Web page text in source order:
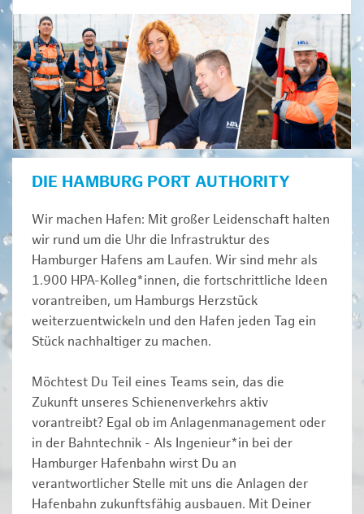
DIE HAMBURG PORT AUTHORITY
Wir machen Hafen: Mit großer Leidenschaft halten
wir rund um die Uhr die Infrastruktur des
Hamburger Hafens am Laufen. Wir sind mehr als
1.900 HPA-Kolleg*innen, die fortschrittliche Ideen
vorantreiben, um Hamburgs Herzstück
weiterzuentwickeln und den Hafen jeden Tag ein
Stück nachhaltiger zu machen.
Möchtest Du Teil eines Teams sein, das die
Zukunft unseres Schienenverkehrs aktiv
vorantreibt? Egal ob im Anlagenmanagement oder
in der Bahntechnik - Als Ingenieur*in bei der
Hamburger Hafenbahn wirst Du an
verantwortlicher Stelle mit uns die Anlagen der
Hafenbahn zukunftsfähig ausbauen. Mit Deiner